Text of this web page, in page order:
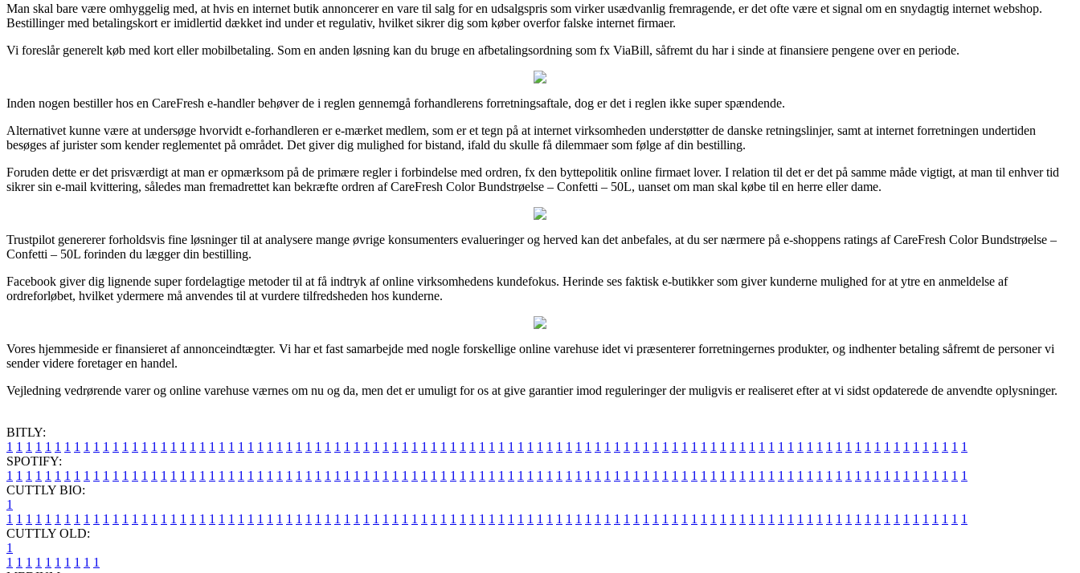
Man skal bare være omhyggelig med, at hvis en internet butik annoncerer en vare til salg for en udsalgspris som virker usædvanlig fremragende, er det ofte være et signal om en snydagtig internet webshop.
Bestillinger med betalingskort er imidlertid dækket ind under et regulativ, hvilket sikrer dig som køber overfor falske internet firmaer.
Vi foreslår generelt køb med kort eller mobilbetaling. Som en anden løsning kan du bruge en afbetalingsordning som fx ViaBill, såfremt du har i sinde at finansiere pengene over en periode.
Inden nogen bestiller hos en CareFresh e-handler behøver de i reglen gennemgå forhandlerens forretningsaftale, dog er det i reglen ikke super spændende.
Alternativet kunne være at undersøge hvorvidt e-forhandleren er e-mærket medlem, som er et tegn på at internet virksomheden understøtter de danske retningslinjer, samt at internet forretningen undertiden
besøges af jurister som kender reglementet på området. Det giver dig mulighed for bistand, ifald du skulle få dilemmaer som følge af din bestilling.
Foruden dette er det prisværdigt at man er opmærksom på de primære regler i forbindelse med ordren, fx den byttepolitik online firmaet lover. I relation til det er det på samme måde vigtigt, at man til enhver tid
sikrer sin e-mail kvittering, således man fremadrettet kan bekræfte ordren af CareFresh Color Bundstrøelse – Confetti – 50L, uanset om man skal købe til en herre eller dame.
Trustpilot genererer forholdsvis fine løsninger til at analysere mange øvrige konsumenters evalueringer og herved kan det anbefales, at du ser nærmere på e-shoppens ratings af CareFresh Color Bundstrøelse –
Confetti – 50L forinden du lægger din bestilling.
Facebook giver dig lignende super fordelagtige metoder til at få indtryk af online virksomhedens kundefokus. Herinde ses faktisk e-butikker som giver kunderne mulighed for at ytre en anmeldelse af
ordreforløbet, hvilket ydermere må anvendes til at vurdere tilfredsheden hos kunderne.
Vores hjemmeside er finansieret af annonceindtægter. Vi har et fast samarbejde med nogle forskellige online varehuse idet vi præsenterer forretningernes produkter, og indhenter betaling såfremt de personer vi
sender videre foretager en handel.
Vejledning vedrørende varer og online varehuse værnes om nu og da, men det er umuligt for os at give garantier imod reguleringer der muligvis er realiseret efter at vi sidst opdaterede de anvendte oplysninger.
BITLY:
1 1 1 1 1 1 1 1 1 1 1 1 1 1 1 1 1 1 1 1 1 1 1 1 1 1 1 1 1 1 1 1 1 1 1 1 1 1 1 1 1 1 1 1 1 1 1 1 1 1 1 1 1 1 1 1 1 1 1 1 1 1 1 1 1 1 1 1 1 1 1 1 1 1 1 1 1 1 1 1 1 1 1 1 1 1 1 1 1 1 1 1 1 1 1 1 1 1 1 1
SPOTIFY:
1 1 1 1 1 1 1 1 1 1 1 1 1 1 1 1 1 1 1 1 1 1 1 1 1 1 1 1 1 1 1 1 1 1 1 1 1 1 1 1 1 1 1 1 1 1 1 1 1 1 1 1 1 1 1 1 1 1 1 1 1 1 1 1 1 1 1 1 1 1 1 1 1 1 1 1 1 1 1 1 1 1 1 1 1 1 1 1 1 1 1 1 1 1 1 1 1 1 1 1
CUTTLY BIO:
1
1 1 1 1 1 1 1 1 1 1 1 1 1 1 1 1 1 1 1 1 1 1 1 1 1 1 1 1 1 1 1 1 1 1 1 1 1 1 1 1 1 1 1 1 1 1 1 1 1 1 1 1 1 1 1 1 1 1 1 1 1 1 1 1 1 1 1 1 1 1 1 1 1 1 1 1 1 1 1 1 1 1 1 1 1 1 1 1 1 1 1 1 1 1 1 1 1 1 1 1
CUTTLY OLD:
1
1 1 1 1 1 1 1 1 1 1